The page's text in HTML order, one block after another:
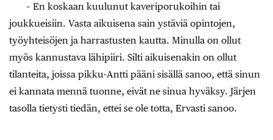
– En koskaan kuulunut kaveriporukoihin tai
joukkueisiin. Vasta aikuisena sain ystäviä opintojen,
työyhteisöjen ja harrastusten kautta. Minulla on ollut
myös kannustava lähipiiri. Silti aikuisenakin on ollut
tilanteita, joissa pikku-Antti pääni sisällä sanoo, että sinun
ei kannata mennä tuonne, eivät ne sinua hyväksy. Järjen
tasolla tietysti tiedän, ettei se ole totta, Ervasti sanoo.